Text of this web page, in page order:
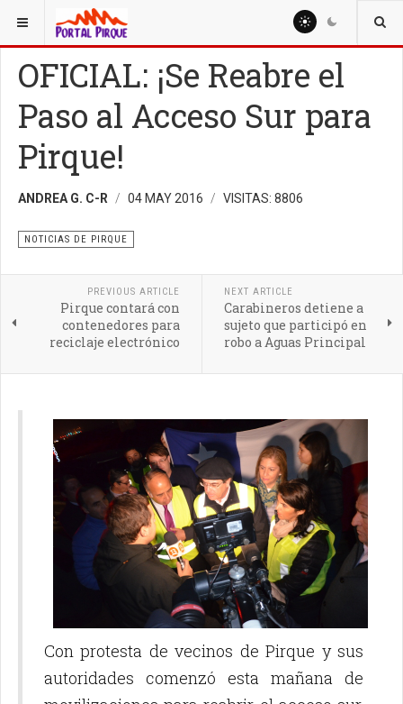
ESTÁ AQUÍ: NOTICIAS
OFICIAL: ¡Se Reabre el
Paso al Acceso Sur para
Pirque!
ANDREA G. C-R 04 MAY 2016 VISITAS: 8806
NOTICIAS DE PIRQUE
PREVIOUS ARTICLE
Pirque contará con
contenedores para
reciclaje electrónico
NEXT ARTICLE
Carabineros detiene a
sujeto que participó en
robo a Aguas Principal
Con protesta de vecinos de Pirque y sus
autoridades comenzó esta mañana de